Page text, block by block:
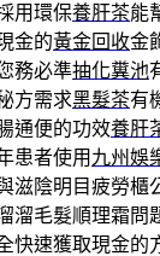
用環保養肝茶能
金的黃金回收金
務必準抽化糞池
方需求黑髮茶有
通便的功效養肝
患者使用 九州娛
滋陰明目疲勞櫃
溜毛髮順理霜問
快速獲取現金的